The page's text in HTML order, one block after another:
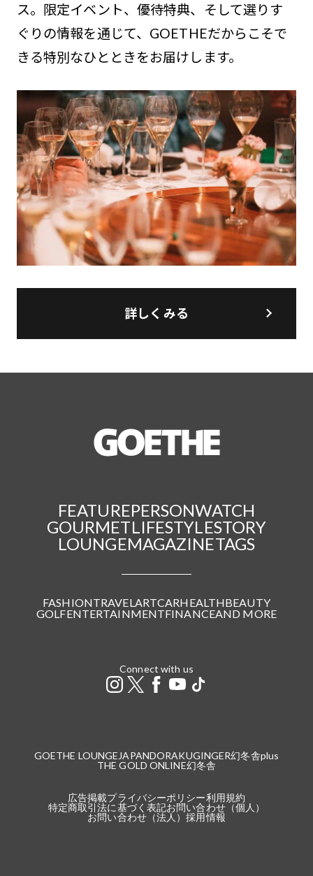
ス。限定イベント、優待特典、そして選りす
ぐりの情報を通じて、GOETHEだからこそで
きる特別なひとときをお届けします。
詳しくみる
FEATUREPERSONWATCH
GOURMETLIFESTYLESTORY
LOUNGEMAGAZINETAGS
FASHIONTRAVEL ARTCARHEALTHBEAUTY
GOLFENTERTAINMENTFINANCEAND MORE
Connect with us
GOETHE LOUNGE JAPANDORAKUGINGER幻冬舎plus
THE GOLD ONLINE幻冬舎
広告掲載プライバシーポリシー利用規約
特定商取引法に基づく表記お問い合わせ（個人）
お問い合わせ（法人）採用情報